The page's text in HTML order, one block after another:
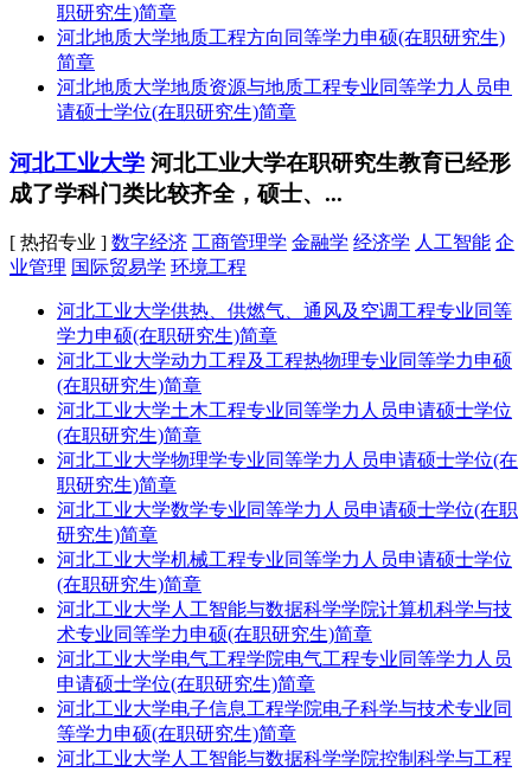
职研究生)简章
河北地质大学地质工程方向同等学力申硕(在职研究生)
简章
河北地质大学地质资源与地质工程专业同等学力人员申
请硕士学位(在职研究生)简章
河北工业大学 河北工业大学在职研究生教育已经形
成了学科门类比较齐全，硕士、...
[ 热招专业 ] 数字经济 工商管理学 金融学 经济学 人工智能 企
业管理 国际贸易学 环境工程
河北工业大学供热、供燃气、通风及空调工程专业同等
学力申硕(在职研究生)简章
河北工业大学动力工程及工程热物理专业同等学力申硕
(在职研究生)简章
河北工业大学土木工程专业同等学力人员申请硕士学位
(在职研究生)简章
河北工业大学物理学专业同等学力人员申请硕士学位(在
职研究生)简章
河北工业大学数学专业同等学力人员申请硕士学位(在职
研究生)简章
河北工业大学机械工程专业同等学力人员申请硕士学位
(在职研究生)简章
河北工业大学人工智能与数据科学学院计算机科学与技
术专业同等学力申硕(在职研究生)简章
河北工业大学电气工程学院电气工程专业同等学力人员
申请硕士学位(在职研究生)简章
河北工业大学电子信息工程学院电子科学与技术专业同
等学力申硕(在职研究生)简章
河北工业大学人工智能与数据科学学院控制科学与工程